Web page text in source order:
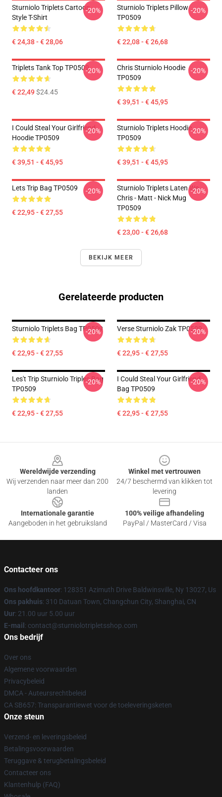
Sturniolo Triplets Cartoon
Style T-Shirt
€ 24,38 - € 28,06
-20%
Sturniolo Triplets Pillow
TP0509
€ 22,08 - € 26,68
-20%
Triplets Tank Top TP0509
€ 22,49$24.45
-20%
Chris Sturniolo Hoodie
TP0509
€ 39,51 - € 45,95
-20%
I Could Steal Your Girlfriend
Hoodie TP0509
€ 39,51 - € 45,95
-20%
Sturniolo Triplets Hoodie
TP0509
€ 39,51 - € 45,95
-20%
Lets Trip Bag TP0509
€ 22,95 - € 27,55
-20%
Sturniolo Triplets Laten We...
Chris - Matt - Nick Mug
TP0509
€ 23,00 - € 26,68
-20%
BEKIJK MEER
Gerelateerde producten
Sturniolo Triplets Bag TP0509
€ 22,95 - € 27,55
-20% Verse Sturniolo Zak TP0509
€ 22,95 - € 27,55
-20%
Les't Trip Sturniolo Triples Bag
TP0509
€ 22,95 - € 27,55
-20%
I Could Steal Your Girlfriend
Bag TP0509
€ 22,95 - € 27,55
-20%
Wereldwijde verzending
Wij verzenden naar meer dan 200
landen
Winkel met vertrouwen
24/7 beschermd van klikken tot
levering
Internationale garantie
Aangeboden in het gebruiksland
100% veilige afhandeling
PayPal / MasterCard / Visa
Contacteer ons
Ons hoofdkantoor: 128351 Azimuth Drive Baldwinsville, Ny 13027, Us
Ons pakhuis: 310 Datuan Town, Changchun City, Shanghai, CN
Uur: 21.00 uur 5.00 uur
E-mail : contact@sturniolotripletsshop.com
Ons bedrijf
Over ons
Algemene voorwaarden
Privacybeleid
DMCA - Auteursrechtbeleid
CA SB657: Transparantiewet voor de toeleveringsketen
Onze steun
Verzend- en leveringsbeleid
Betalingsvoorwaarden
Teruggave & terugbetalingsbeleid
Contacteer ons
Klantenhulp (FAQ)